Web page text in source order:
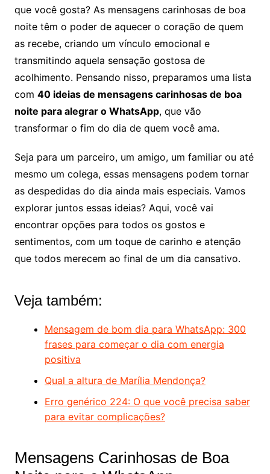
que você gosta? As mensagens carinhosas de boa
noite têm o poder de aquecer o coração de quem
as recebe, criando um vínculo emocional e
transmitindo aquela sensação gostosa de
acolhimento. Pensando nisso, preparamos uma lista
com 40 ideias de mensagens carinhosas de boa
noite para alegrar o WhatsApp, que vão
transformar o fim do dia de quem você ama.
Seja para um parceiro, um amigo, um familiar ou até
mesmo um colega, essas mensagens podem tornar
as despedidas do dia ainda mais especiais. Vamos
explorar juntos essas ideias? Aqui, você vai
encontrar opções para todos os gostos e
sentimentos, com um toque de carinho e atenção
que todos merecem ao final de um dia cansativo.
Veja também:
Mensagem de bom dia para WhatsApp: 300
frases para começar o dia com energia
positiva
Qual a altura de Marília Mendonça?
Erro genérico 224: O que você precisa saber
para evitar complicações?
Mensagens Carinhosas de Boa